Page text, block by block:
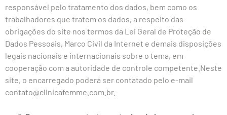
responsável pelo tratamento dos dados, bem como os
trabalhadores que tratem os dados, a respeito das
obrigações do site nos termos da Lei Geral de Proteção de
Dados Pessoais, Marco Civil da Internet e demais disposições
legais nacionais e internacionais sobre o tema, em
cooperação com a autoridade de controle competente.Neste
site, o encarregado poderá ser contatado pelo e-mail
contato@clinicafemme.com.br.